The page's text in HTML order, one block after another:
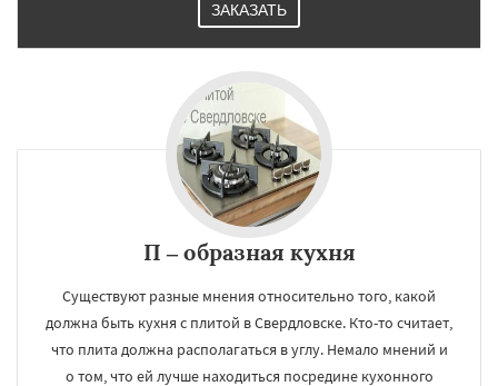
ЗАКАЗАТЬ
П – образная кухня
Существуют разные мнения относительно того, какой
должна быть кухня с плитой в Свердловске. Кто-то считает,
что плита должна располагаться в углу. Немало мнений и
о том, что ей лучше находиться посредине кухонного